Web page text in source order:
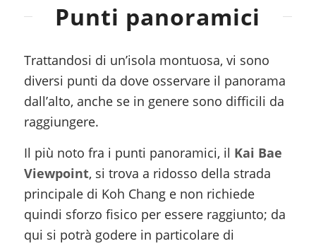
Punti panoramici
Trattandosi di un’isola montuosa, vi sono
diversi punti da dove osservare il panorama
dall’alto, anche se in genere sono difficili da
raggiungere.
Il più noto fra i punti panoramici, il Kai Bae
Viewpoint, si trova a ridosso della strada
principale di Koh Chang e non richiede
quindi sforzo fisico per essere raggiunto; da
qui si potrà godere in particolare di